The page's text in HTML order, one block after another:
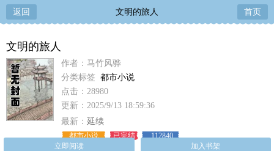
返回 文明的旅人 首页
文明的旅人
作者：马竹风骅
分类标签 都市小说
点击：28980
更新：2025/9/13 18:59:36
最新： 延续
都市小说 已完结
112840
立即阅读
加入书架